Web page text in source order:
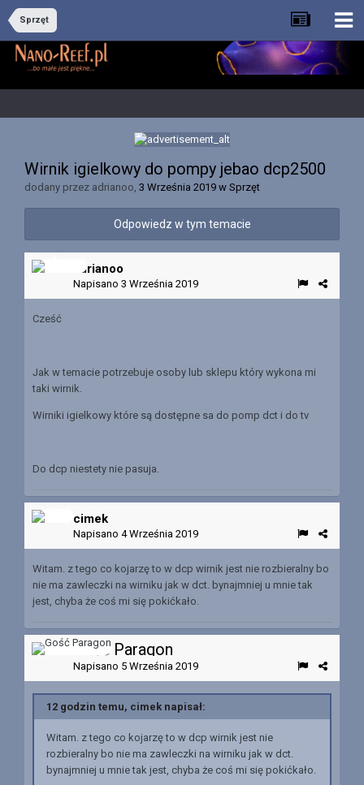
Sprzęt
Wirnik igielkowy do pompy jebao dcp2500
dodany przez adrianoo 3 Września 2019 w Sprzęt
Odpowiedz w tym temacie
adrianoo
Napisano 3 Września 2019
Cześć
Jak w temacie potrzebuje osoby lub sklepu który wykona mi
taki wirnik.
Wirniki igielkowy które są dostępne sa do pomp dct i do tv
Do dcp niestety nie pasuja.
cimek
Napisano 4 Września 2019
Witam. z tego co kojarzę to w dcp wirnik jest nie rozbieralny bo
nie ma zawleczki na wirniku jak w dct. bynajmniej u mnie tak
jest, chyba że coś mi się pokićkało.
Gość Paragon
Napisano 5 Września 2019
12 godzin temu, cimek napisał:
Witam. z tego co kojarzę to w dcp wirnik jest nie
rozbieralny bo nie ma zawleczki na wirniku jak w dct.
bynajmniej u mnie tak jest, chyba że coś mi się pokićkało.